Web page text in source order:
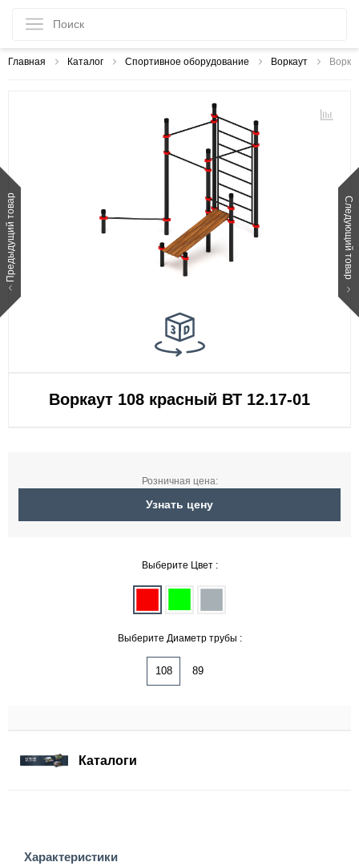
Главная Каталог Спортивное оборудование Воркаут
Предыдущий товар Следующий товар
Воркаут 108 красный ВТ 12.17-01
Розничная цена:
Узнать цену
Выберите Цвет :
Выберите Диаметр трубы :
108 89
Каталоги
Характеристики